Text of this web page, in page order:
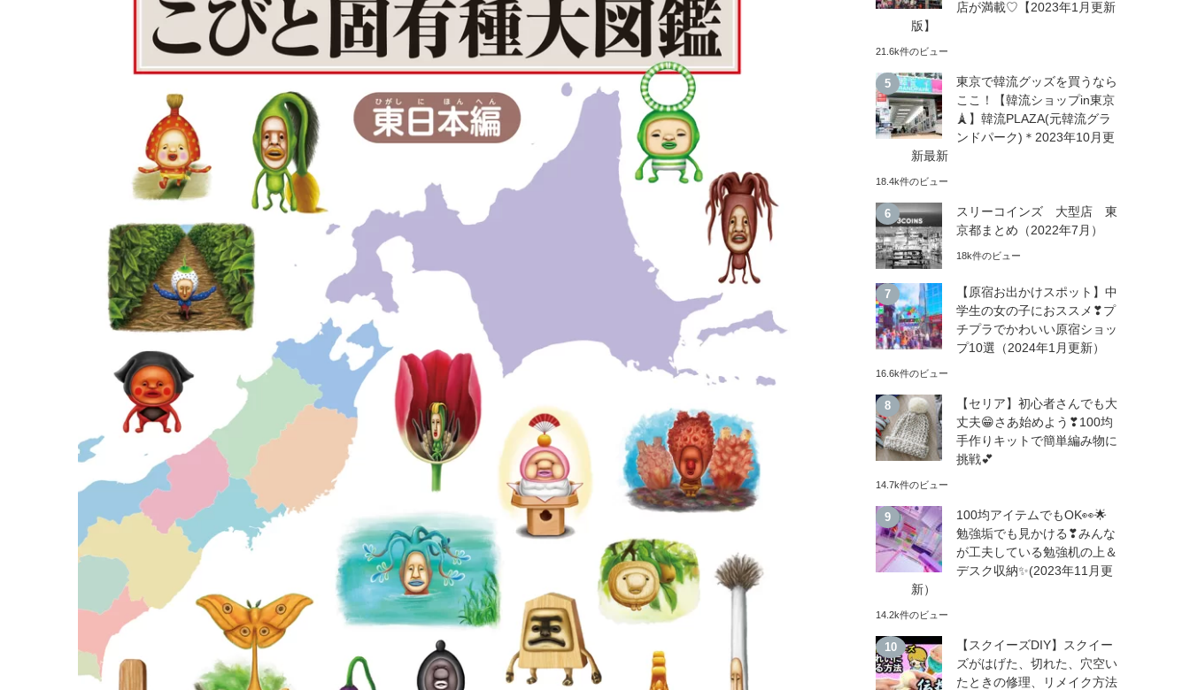
店が満載♡【2023年1月更新
版】
21.6k件のビュー
東京で韓流グッズを買うなら
ここ！【韓流ショップin東京
🗼】韓流PLAZA(元韓流グラ
ンドパーク)＊2023年10月更
新最新
18.4k件のビュー
スリーコインズ 大型店 東
京都まとめ（2022年7月）
18k件のビュー
【原宿お出かけスポット】中
学生の女の子におススメ❣プ
チプラでかわいい原宿ショッ
プ10選（2024年1月更新）
16.6k件のビュー
【セリア】初心者さんでも大
丈夫😁さあ始めよう❣100均
手作りキットで簡単編み物に
挑戦💕
14.7k件のビュー
100均アイテムでもOK👀🌟
勉強垢でも見かける❣みんな
が工夫している勉強机の上＆
デスク収納✨(2023年11月更
新）
14.2k件のビュー
【スクイーズDIY】スクイー
ズがはげた、切れた、穴空い
たときの修理、リメイク方法